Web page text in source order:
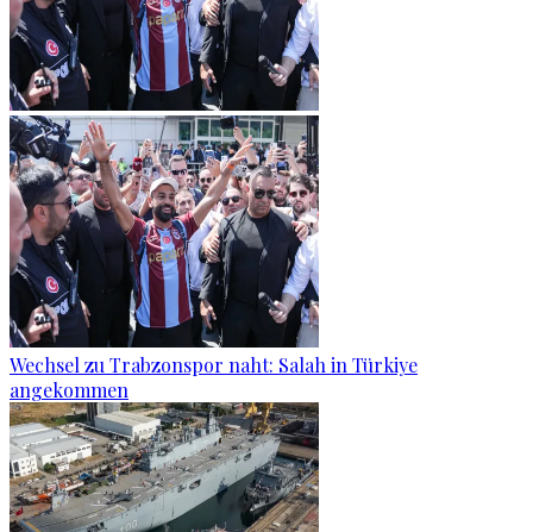
Wechsel zu Trabzonspor naht: Salah in Türkiye
angekommen